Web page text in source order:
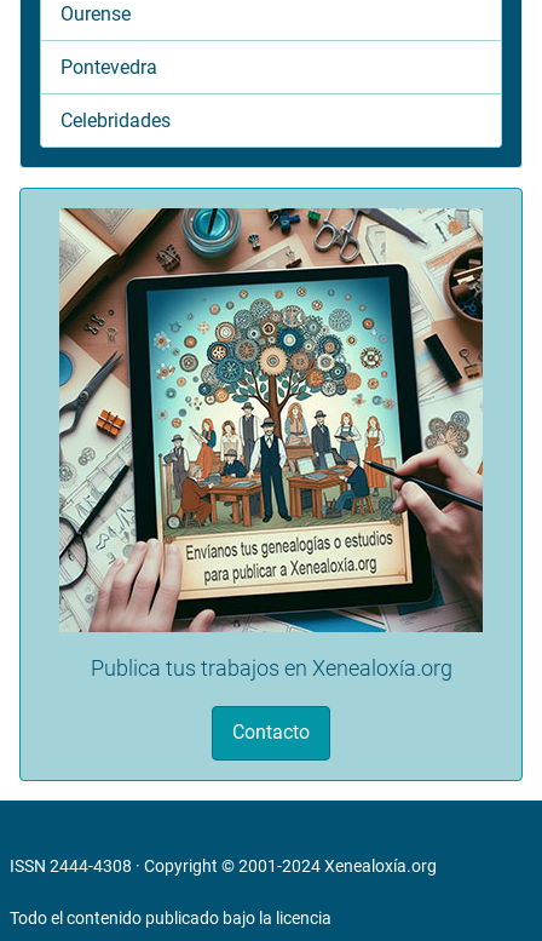
Ourense
Pontevedra
Celebridades
Publica tus trabajos en Xenealoxía.org
Contacto
ISSN 2444-4308 · Copyright © 2001-2024Xenealoxía.org
Todo el contenido publicado bajo la licencia